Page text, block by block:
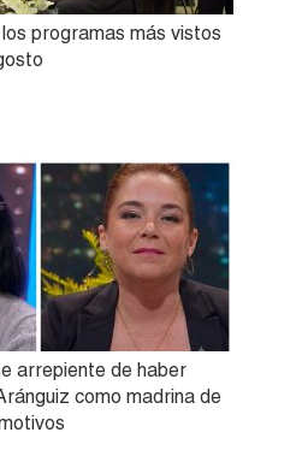
programas más vistos
arrepiente de haber
como madrina de